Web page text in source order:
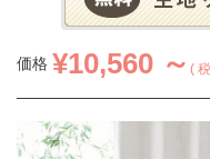
価格 ¥10,560 ～